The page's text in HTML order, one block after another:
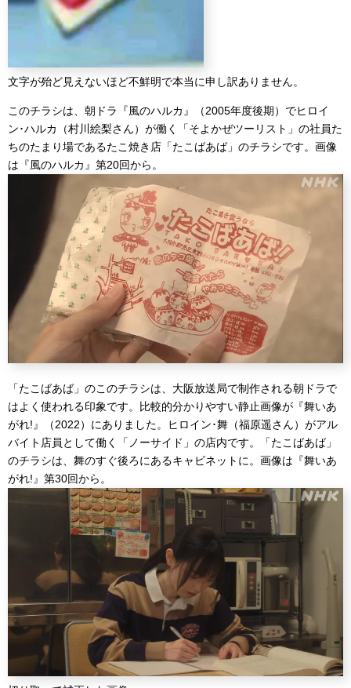
文字が殆ど見えないほど不鮮明で本当に申し訳ありません。
このチラシは、朝ドラ『風のハルカ』（2005年度後期）でヒロイ
ン･ハルカ（村川絵梨さん）が働く「そよかぜツーリスト」の社員た
ちのたまり場であるたこ焼き店「たこばあば」のチラシです。画像
は『風のハルカ』第20回から。
「たこばあば」のこのチラシは、大阪放送局で制作される朝ドラで
はよく使われる印象です。比較的分かりやすい静止画像が『舞いあ
がれ!』（2022）にありました。ヒロイン･舞（福原遥さん）がアル
バイト店員として働く「ノーサイド」の店内です。「たこばあば」
のチラシは、舞のすぐ後ろにあるキャビネットに。画像は『舞いあ
がれ!』第30回から。